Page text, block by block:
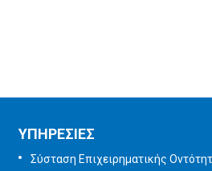
ΥΠΗΡΕΣΙΕΣ
Σύσταση Επιχειρηματικής